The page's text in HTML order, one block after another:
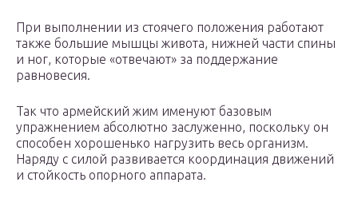
При выполнении из стоячего положения работают
также большие мышцы живота, нижней части спины
и ног, которые «отвечают» за поддержание
равновесия.
Так что армейский жим именуют базовым
упражнением абсолютно заслуженно, поскольку он
способен хорошенько нагрузить весь организм.
Наряду с силой развивается координация движений
и стойкость опорного аппарата.